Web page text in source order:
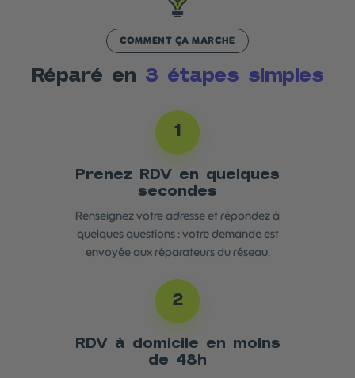
COMMENT ÇA MARCHE
Réparé en 3 étapes simples
1
Prenez RDV en quelques
secondes
Renseignez votre adresse et répondez à
quelques questions : votre demande est
envoyée aux réparateurs du réseau.
2
RDV à domicile en moins
de 48h